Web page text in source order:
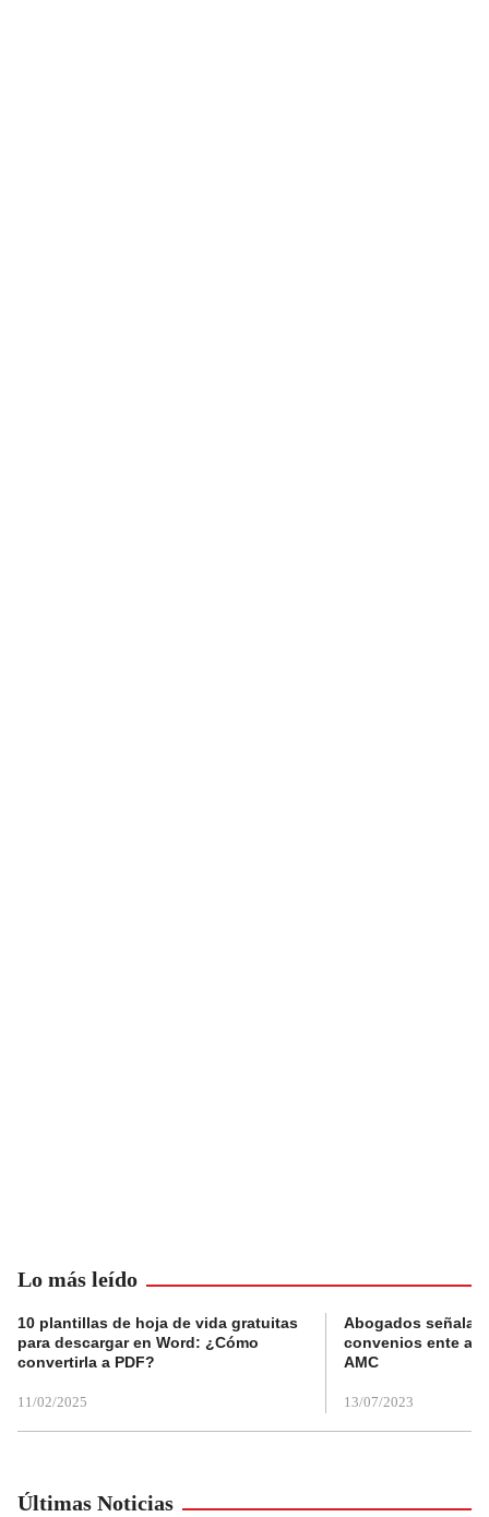
Lo más leído
10 plantillas de hoja de vida gratuitas
para descargar en Word: ¿Cómo
convertirla a PDF?
11/02/2025
Abogados
convenios ente
AMC
13/07/2023
Últimas Noticias